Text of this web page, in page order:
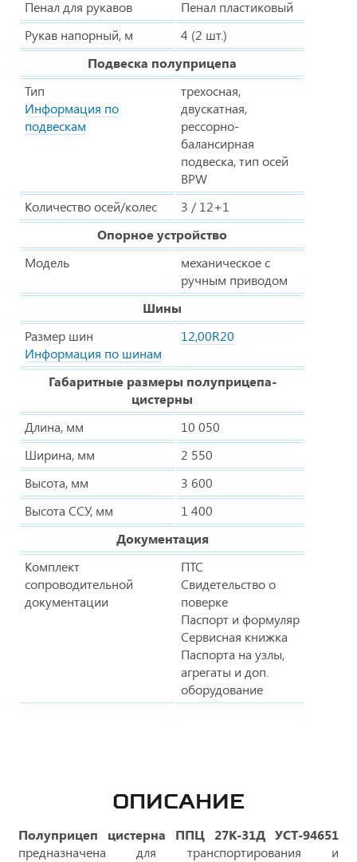
Пенал для рукавов
Пенал пластиковый
Рукав напорный, м
4 (2 шт.)
Подвеска полуприцепа
Тип
Информация по
подвескам
трехосная,
двускатная,
рессорно-
балансирная
подвеска, тип осей
BPW
Количество осей/колес
3 / 12+1
Опорное устройство
Модель
механическое с
ручным приводом
Шины
Размер шин
Информация по шинам
12,00R20
Габаритные размеры полуприцепа-
цистерны
Длина, мм
10 050
Ширина, мм
2 550
Высота, мм
3 600
Высота ССУ, мм
1 400
Документация
Комплект
сопроводительной
документации
ПТС
Свидетельство о
поверке
Паспорт и формуляр
Сервисная книжка
Паспорта на узлы,
агрегаты и доп.
оборудование
ОПИСАНИЕ
Полуприцеп цистерна ППЦ 27К-31Д УСТ-94651
предназначена для транспортирования и